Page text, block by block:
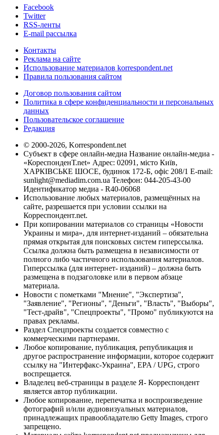
Facebook
Twitter
RSS-ленты
E-mail рассылка
Контакты
Реклама на сайте
Использование материалов korrespondent.net
Правила пользования сайтом
Договор пользования сайтом
Политика в сфере конфиденциальности и персональных
данных
Пользовательское соглашение
Редакция
© 2000-2026, Korrespondent.net
Субъект в сфере онлайн-медиа Название онлайн-медиа -
«КореспонденТ.net» Адрес: 02091, місто Київ,
ХАРКІВСЬКЕ ШОСЕ, будинок 172-Б, офіс 208/1 E-mail:
sunlight@mediadim.com.ua Телефон: 044-205-43-00
Идентификатор медиа - R40-06068
Использование любых материалов, размещённых на
сайте, разрешается при условии ссылки на
Корреспондент.net.
При копировании материалов со страницы «Новости
Украины и мира», для интернет-изданий – обязательна
прямая открытая для поисковых систем гиперссылка.
Ссылка должна быть размещена в независимости от
полного либо частичного использования материалов.
Гиперссылка (для интернет- изданий) – должна быть
размещена в подзаголовке или в первом абзаце
материала.
Новости с пометками "Мнение", "Экспертиза",
"Заявление", "Регионы", "Деньги", "Власть", "Выборы",
"Тест-драйв", "Спецпроекты", "Промо" публикуются на
правах рекламы.
Раздел Спецпроекты создается совместно с
коммерческими партнерами.
Любое копирование, публикация, републикация и
другое распространение информации, которое содержит
ссылку на "Интерфакс-Украина", EPA / UPG, строго
воспрещается.
Владелец веб-страницы в разделе Я- Корреспондент
является автор публикации.
Любое копирование, перепечатка и воспроизведение
фотографий и/или аудиовизуальных материалов,
принадлежащих правообладателю Getty Images, строго
запрещено.